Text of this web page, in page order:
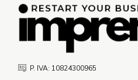
P. IVA: 10824300965